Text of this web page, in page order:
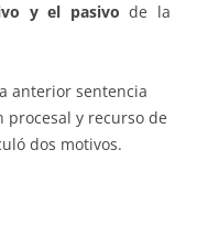
y el pasivo de la
anterior sentencia
y recurso de
dos motivos.